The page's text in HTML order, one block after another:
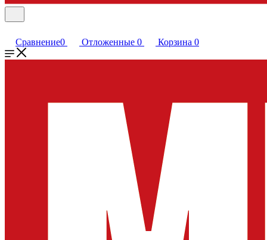
Сравнение0 Отложенные 0 Корзина 0